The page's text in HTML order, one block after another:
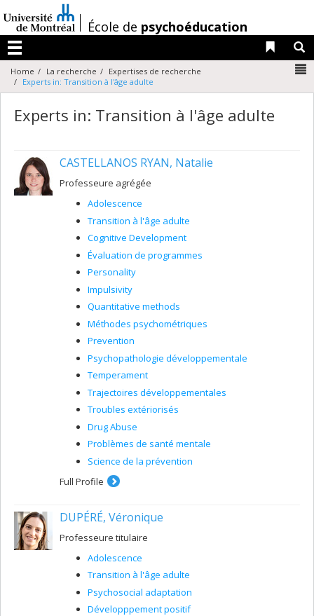
au
contenu
/École de psychoéducation
Menu
Liens
Home La recherche
Expertises de recherche
Experts in: Transition à l'âge adulte
Experts in: Transition à l'âge adulte
CASTELLANOS RYAN, Natalie
Professeure agrégée
Adolescence
Transition à l'âge adulte
Cognitive Development
Évaluation de programmes
Personality
Impulsivity
Quantitative methods
Méthodes psychométriques
Prevention
Psychopathologie développementale
Temperament
Trajectoires développementales
Troubles extériorisés
Drug Abuse
Problèmes de santé mentale
Science de la prévention
Full Profile
DUPÉRÉ, Véronique
Professeure titulaire
Adolescence
Transition à l'âge adulte
Psychosocial adaptation
Développpement positif